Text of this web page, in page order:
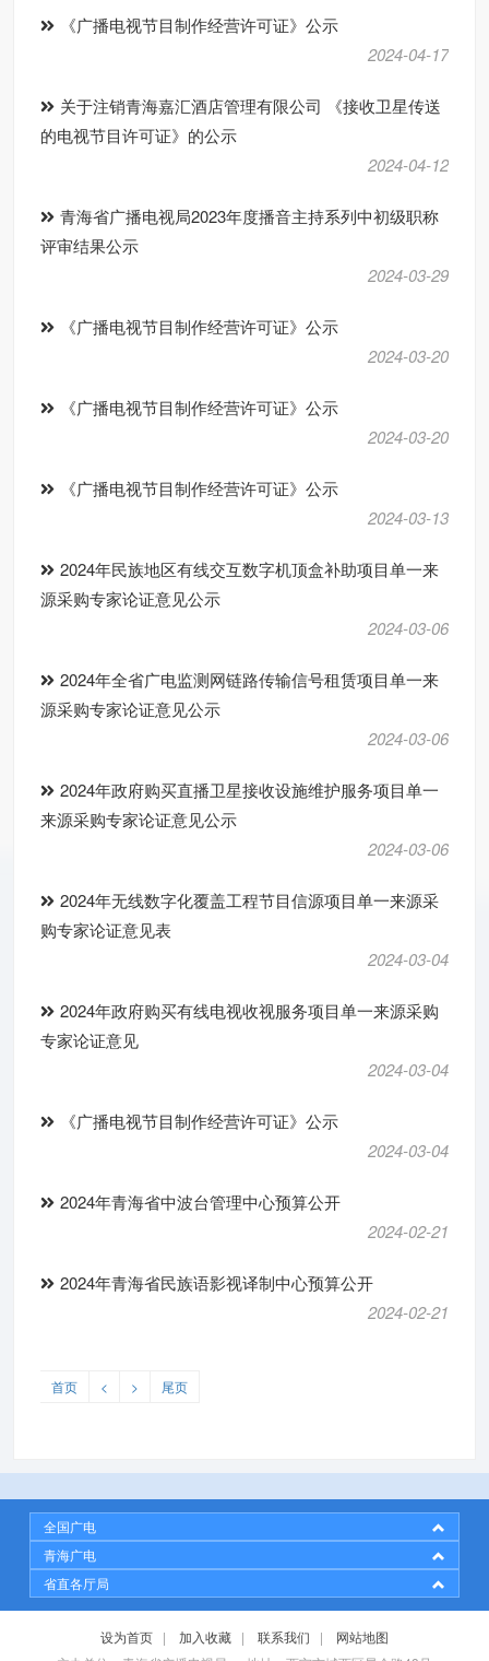
《广播电视节目制作经营许可证》公示
2024-04-17
关于注销青海嘉汇酒店管理有限公司 《接收卫星传送
的电视节目许可证》的公示
2024-04-12
青海省广播电视局2023年度播音主持系列中初级职称
评审结果公示
2024-03-29
《广播电视节目制作经营许可证》公示
2024-03-20
《广播电视节目制作经营许可证》公示
2024-03-20
《广播电视节目制作经营许可证》公示
2024-03-13
2024年民族地区有线交互数字机顶盒补助项目单一来
源采购专家论证意见公示
2024-03-06
2024年全省广电监测网链路传输信号租赁项目单一来
源采购专家论证意见公示
2024-03-06
2024年政府购买直播卫星接收设施维护服务项目单一
来源采购专家论证意见公示
2024-03-06
2024年无线数字化覆盖工程节目信源项目单一来源采
购专家论证意见表
2024-03-04
2024年政府购买有线电视收视服务项目单一来源采购
专家论证意见
2024-03-04
《广播电视节目制作经营许可证》公示
2024-03-04
2024年青海省中波台管理中心预算公开
2024-02-21
2024年青海省民族语影视译制中心预算公开
2024-02-21
首页 < > 尾页
全国广电
青海广电
省直各厅局
设为首页 | 加入收藏 | 联系我们 | 网站地图